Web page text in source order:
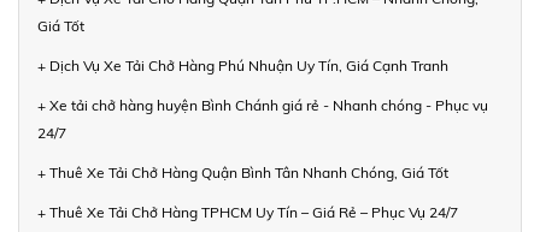
Giá Tốt
+ Dịch Vụ Xe Tải Chở Hàng Phú Nhuận Uy Tín, Giá Cạnh Tranh
+ Xe tải chở hàng huyện Bình Chánh giá rẻ - Nhanh chóng - Phục vụ
24/7
+ Thuê Xe Tải Chở Hàng Quận Bình Tân Nhanh Chóng, Giá Tốt
+ Thuê Xe Tải Chở Hàng TPHCM Uy Tín – Giá Rẻ – Phục Vụ 24/7